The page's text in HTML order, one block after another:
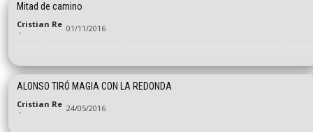
Mitad de camino
Cristian Re
- 01/11/2016
ALONSO TIRÓ MAGIA CON LA REDONDA
Cristian Re
- 24/05/2016